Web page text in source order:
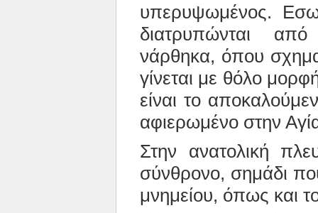
υπερυψωμένος.
διατρυπώνται
νάρθηκα, όπου
γίνεται με θόλο
είναι το
αφιερωμένο στην
Στην ανατολική
σύνθρονο, σημάδι
μνημείου, όπως και